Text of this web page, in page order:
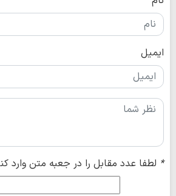
ایمیل
* لطفا عدد مقابل را در جعبه متن وارد